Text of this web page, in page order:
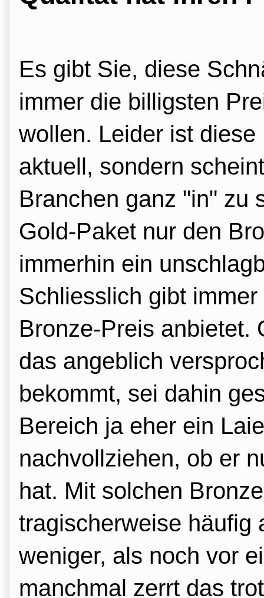
Es gibt Sie, diese
immer die billigsten
wollen. Leider ist
aktuell, sondern
Branchen ganz "in" zu
Gold-Paket nur den
immerhin ein
Schliesslich gibt
Bronze-Preis anbietet.
das angeblich
bekommt, sei dahin
Bereich ja eher ein
nachvollziehen, ob er
hat. Mit solchen
tragischerweise häufig
weniger, als noch vor
manchmal zerrt das